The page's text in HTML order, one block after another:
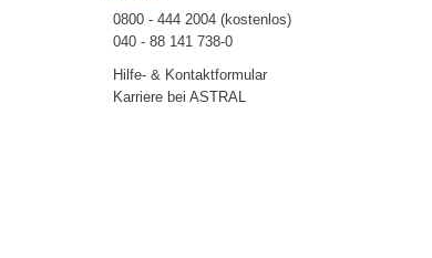
0800 - 444 2004 (kostenlos)
040 - 88 141 738-0
Hilfe- & Kontaktformular
Karriere bei ASTRAL